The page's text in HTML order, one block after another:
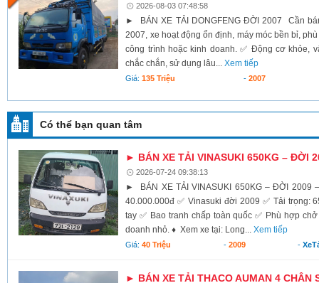
2026-08-03 07:48:58
► BÁN XE TẢI DONGFENG ĐỜI 2007 Cần
2007, xe hoạt động ổn định, máy móc bền bỉ,
công trình hoặc kinh doanh. ✅ Động cơ khỏe,
chắc chắn, sử dụng lâu...Xem tiếp
Giá:135 Triệu -2007
Có thể bạn quan tâm
► BÁN XE TẢI VINASUKI 650KG – ĐỜI
2026-07-24 09:38:13
► BÁN XE TẢI VINASUKI 650KG – ĐỜI 2009
40.000.000đ ✅ Vinasuki đời 2009 ✅ Tải trọng:
tay ✅ Bao tranh chấp toàn quốc ✅ Phù hợp
doanh nhỏ. ♦ Xem xe tại: Long...Xem tiếp
Giá:40 Triệu - 2009 -
► BÁN XE TẢI THACO AUMAN 4 CHÂN